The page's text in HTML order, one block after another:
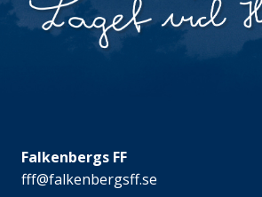
Falkenbergs FF
fff@falkenbergsff.se